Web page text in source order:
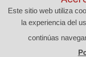
© Rocabert &
Este sitio web utiliza
la experiencia del
continúas